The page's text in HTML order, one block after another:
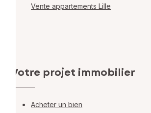
Vente appartements Lille
Votre projet immobilier
Acheter un bien